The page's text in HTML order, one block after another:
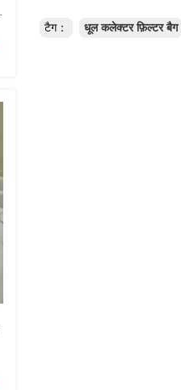
टैग： धूल कलेक्टर फ़िल्टर बैग